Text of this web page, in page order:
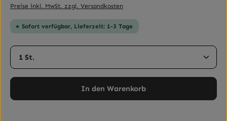
Preise inkl. MwSt. zzgl. Versandkosten
Sofort verfügbar, Lieferzeit: 1-3 Tage
Produkt Anzahl: Gib den gewünschten Wert ein
In den Warenkorb